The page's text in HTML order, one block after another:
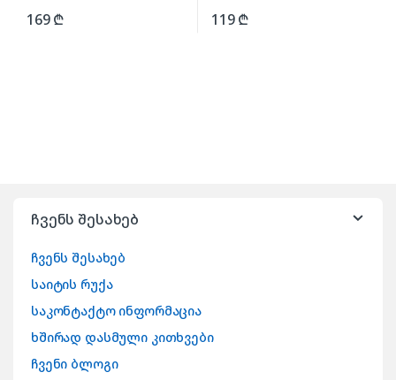
169₾ 119₾
ჩვენს შესახებ
ჩვენს შესახებ
საიტის რუქა
საკონტაქტო ინფორმაცია
ხშირად დასმული კითხვები
ჩვენი ბლოგი